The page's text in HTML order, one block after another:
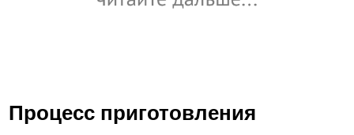
Процесс приготовления